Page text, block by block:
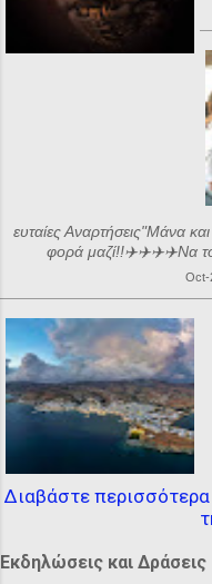
ευταίες Αναρτήσεις"Μάνα
φορά μαζί!!✈️✈️✈️✈️Να
Oct-
Διαβάστε
Εκδηλώσεις και Δράσεις